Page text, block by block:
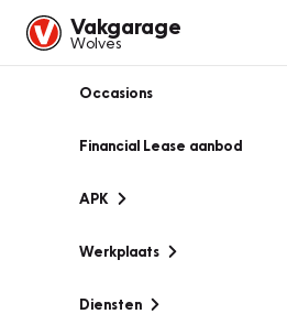
Vakgarage
Wolves
Occasions
Financial Lease aanbod
APK
Werkplaats
Diensten